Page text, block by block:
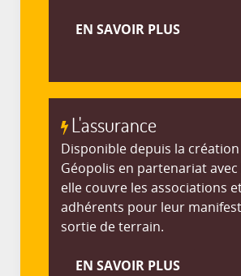
EN SAVOIR PLUS
L'assurance
Disponible depuis la
Géopolis en partenariat avec
elle couvre les associations
adhérents pour leur
sortie de terrain.
EN SAVOIR PLUS